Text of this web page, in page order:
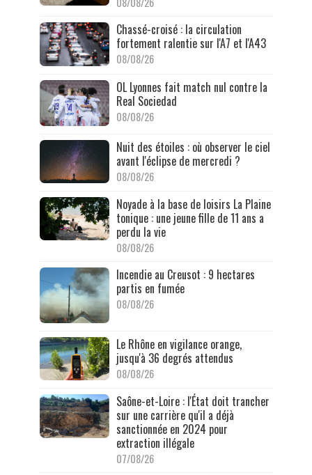
Chassé-croisé : la circulation
fortement ralentie sur l'A7 et l'A43
08/08/26
OL Lyonnes fait match nul contre la
Real Sociedad
08/08/26
Nuit des étoiles : où observer le ciel
avant l'éclipse de mercredi ?
08/08/26
Noyade à la base de loisirs La Plaine
tonique : une jeune fille de 11 ans a
perdu la vie
08/08/26
Incendie au Creusot : 9 hectares
partis en fumée
08/08/26
Le Rhône en vigilance orange,
jusqu'à 36 degrés attendus
08/08/26
Saône-et-Loire : l'État doit trancher
sur une carrière qu'il a déjà
sanctionnée en 2024 pour
extraction illégale
07/08/26